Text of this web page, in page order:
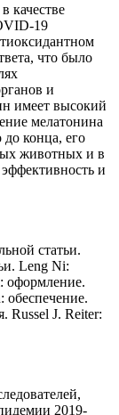
качестве
19
что было
и
имеет высокий
мелатонина
конца, его
животных и в
и
статьи.
Leng Ni:
оформление.
обеспечение.
Russel J. Reiter:
2019-